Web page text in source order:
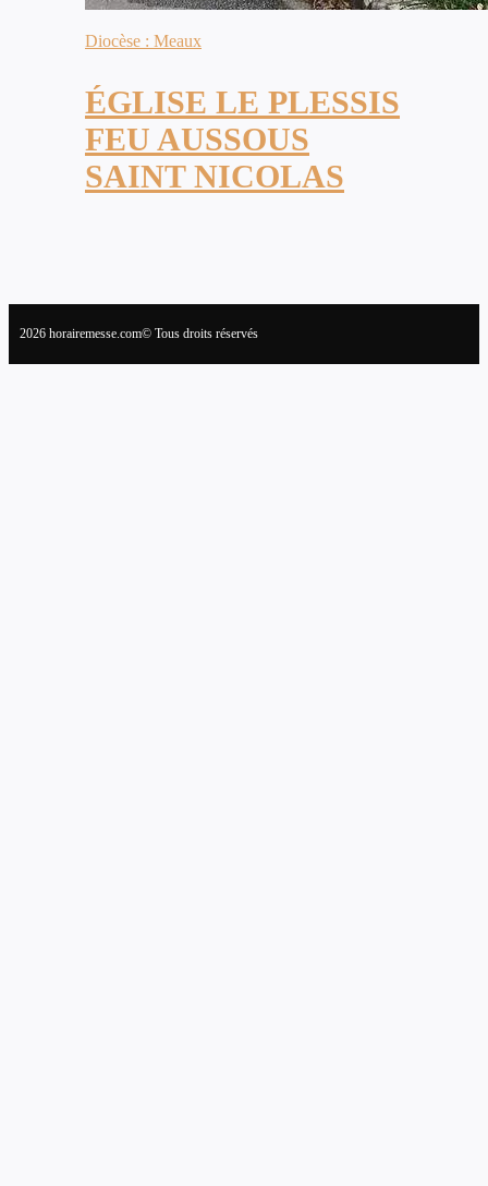
Diocèse : Meaux
ÉGLISE LE PLESSIS
FEU AUSSOUS
SAINT NICOLAS
2026 horairemesse.com© Tous droits réservés